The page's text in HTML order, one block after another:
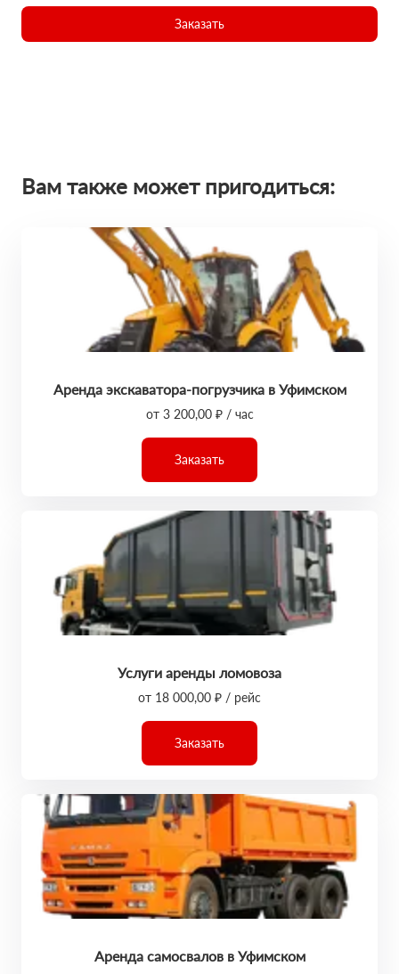
Заказать
Вам также может пригодиться:
Аренда экскаватора-погрузчика в Уфимском
от 3 200,00 ₽ / час
Заказать
Услуги аренды ломовоза
от 18 000,00 ₽ / рейс
Заказать
Аренда самосвалов в Уфимском